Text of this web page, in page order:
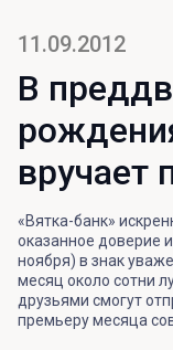
11.09.2012
В
вручает
«Вятка-банк»
оказанное доверие
ноября) в знак
месяц около сотни
друзьями смогут
премьеру месяца